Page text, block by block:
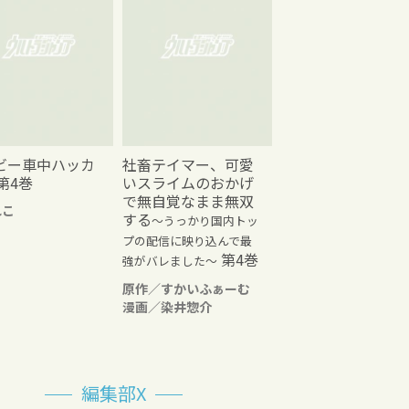
ー車中ハッカ
4巻
社畜テイマー、可愛
いスライムのおかげ
で無自覚なまま無双
する～うっかり国内トッ
プの配信に映り込んで最
強がバレました～ 第4巻
原作／すかいふぁーむ
漫画／染井惣介
編集部X